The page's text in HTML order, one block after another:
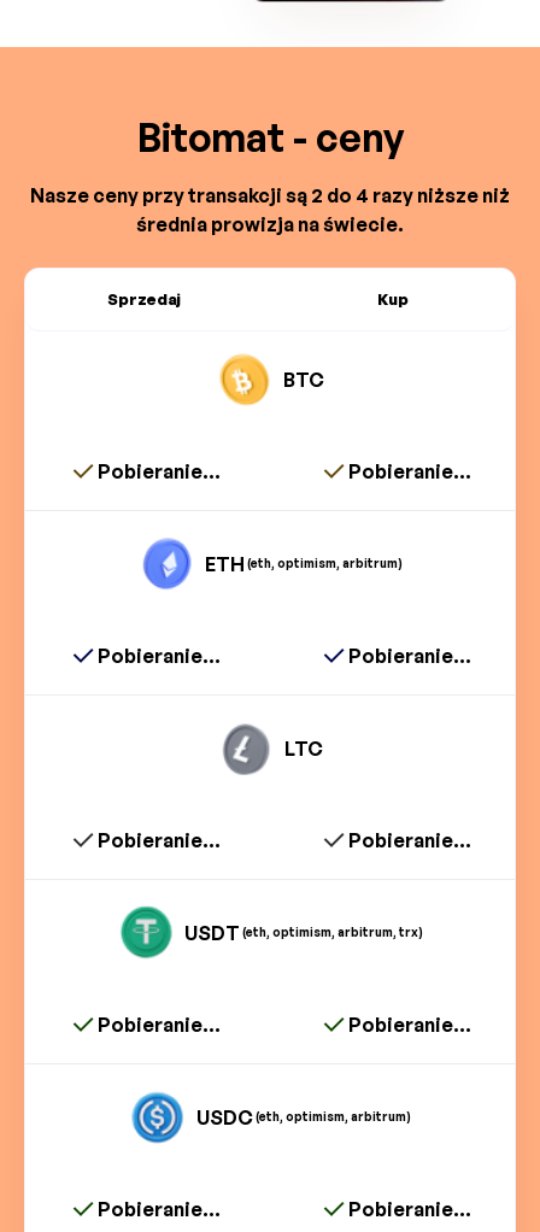
Bitomat - ceny
Nasze ceny przy transakcji są 2 do 4 razy niższe niż
średnia prowizja na świecie.
Sprzedaj Kup
BTC
Pobieranie... Pobieranie...
ETH (eth, optimism, arbitrum)
Pobieranie... Pobieranie...
LTC
Pobieranie... Pobieranie...
USDT (eth, optimism, arbitrum, trx)
Pobieranie... Pobieranie...
USDC(eth, optimism, arbitrum)
Pobieranie... Pobieranie...